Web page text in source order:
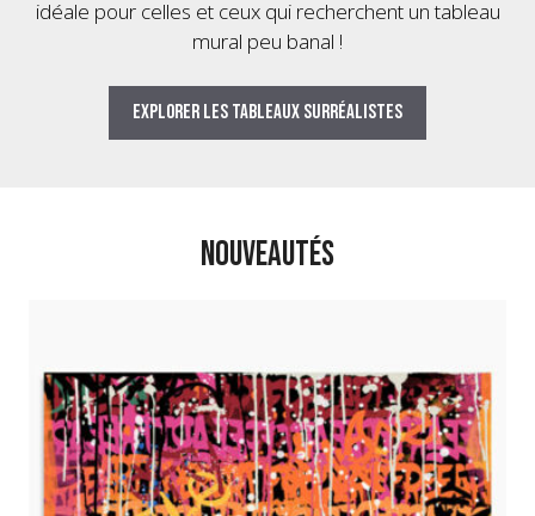
idéale pour celles et ceux qui recherchent un tableau
mural peu banal !
Explorer les tableaux surréalistes
NOUVEAUTÉS